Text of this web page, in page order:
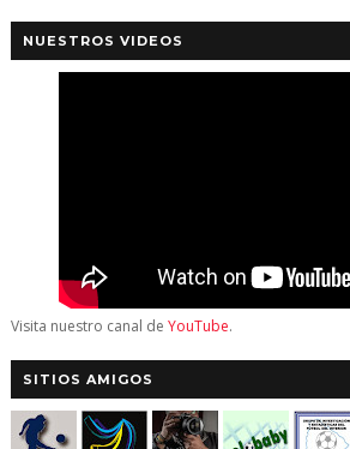
NUESTROS VIDEOS
Visita nuestro canal de YouTube.
SITIOS AMIGOS